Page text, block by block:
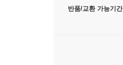
반품/교환 가능기간